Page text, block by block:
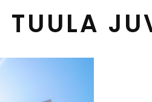
TUULA